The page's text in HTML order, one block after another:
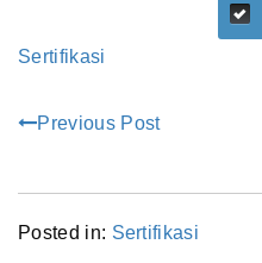
Sertifikasi
Previous Post
Posted in: Sertifikasi